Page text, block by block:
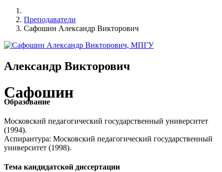
Преподаватели
Сафошин Александр Викторович
Александр Викторович
Сафошин
Образование
Московский педагогический государственный университет
(1994).
Аспирантура: Московский педагогический государственный
университет (1998).
Тема кандидатской диссертации